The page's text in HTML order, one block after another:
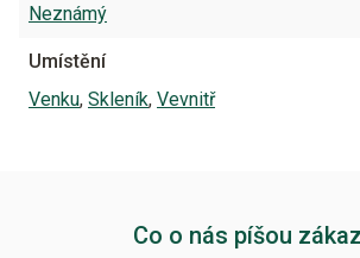
Neznámý
Umístění
Venku, Skleník, Vevnitř
Co o nás píšou